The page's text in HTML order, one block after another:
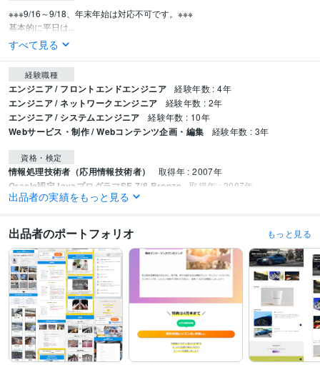
※※※9/16～9/18、年末年始は対応不可です。※※※
基本的に平日は...
すべて見る
経験職種
エンジニア / フロントエンドエンジニア 経験年数 : 4年
エンジニア / ネットワークエンジニア 経験年数 : 2年
エンジニア / システムエンジニア 経験年数 : 10年
Webサービス・制作 / Webコンテンツ企画・編集 経験年数 : 3年
資格・検定
情報処理技術者（応用情報技術者） 取得年 : 2007年
Oracle認定JavaプログラマSE 7/8 Bronze 取得年 : 2007年
Movabletype:1年
PowerPoint:10年
EC-CUBE:1年
Google Search Console:3年 Google Tag Manager:3年
PageSpeed Insights:3年ChatGPT:0年
Adobe Photoshop:10年
Inkscape:1年
Canva:2年Cubase:2年
得意分野
Web制作・HP作成・EC構築 ホームページ更新作業（SEO対策含む）
画
像作成・加工
IT マーケティング WEB制作
出品者の実績をもっと見る
出品者のポートフォリオ もっと見る